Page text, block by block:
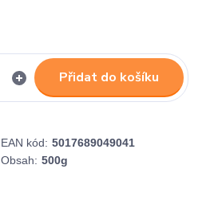
Přidat do košíku
EAN kód: 5017689049041
Obsah: 500g